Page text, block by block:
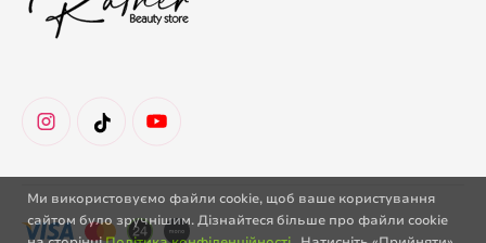
Ми використовуємо файли cookie, щоб ваше користування
сайтом було зручнішим. Дізнайтеся більше про файли cookie